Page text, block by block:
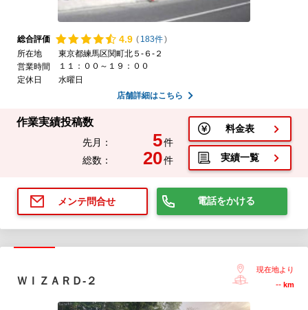
総合評価 4.9 ( 183件)
所在地
東京都練馬区関町北５-６-２
営業時間
１１：００～１９：００
定休日
水曜日
店舗詳細はこちら
作業実績投稿数
先月： 5件
総数：
20件
料金表
実績一覧
メンテ問合せ 電話をかける
ＷＩＺＡＲＤ‐２
現在地より
-- km